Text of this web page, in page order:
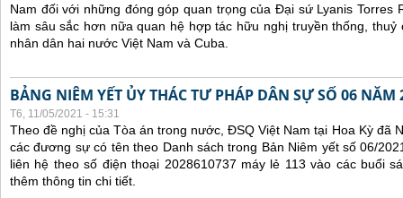
Nam đối với những đóng góp quan trọng của Đại sứ Lyanis Torres
làm sâu sắc hơn nữa quan hệ hợp tác hữu nghị truyền thống,
nhân dân hai nước Việt Nam và Cuba.
BẢNG NIÊM YẾT ỦY THÁC TƯ PHÁP DÂN SỰ SỐ 06 NĂM
T6, 11/05/2021 - 15:31
Theo đề nghị của Tòa án trong nước, ĐSQ Việt Nam tại Hoa Kỳ đã
các đương sự có tên theo Danh sách trong Bản Niêm yết số 06/
liên hệ theo số điện thoại 2028610737 máy lẻ 113 vào các buổi
thêm thông tin chi tiết.